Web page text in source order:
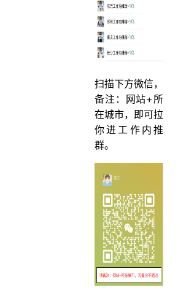
扫描下方微信，
备注：网站+所
在城市，即可拉
你进工作内推
群。